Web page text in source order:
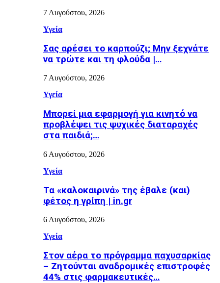
7 Αυγούστου, 2026
Υγεία
Σας αρέσει το καρπούζι; Μην ξεχνάτε
να τρώτε και τη φλούδα |…
7 Αυγούστου, 2026
Υγεία
Μπορεί μια εφαρμογή για κινητό να
προβλέψει τις ψυχικές διαταραχές
στα παιδιά;…
6 Αυγούστου, 2026
Υγεία
Τα «καλοκαιρινά» της έβαλε (και)
φέτος η γρίπη | in.gr
6 Αυγούστου, 2026
Υγεία
Στον αέρα το πρόγραμμα παχυσαρκίας
– Ζητούνται αναδρομικές επιστροφές
44% στις φαρμακευτικές…